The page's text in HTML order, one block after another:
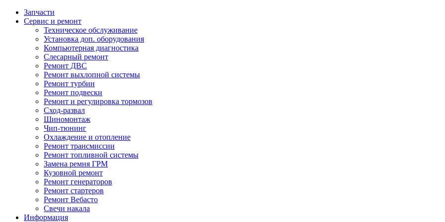
Запчасти
Сервис и ремонт
Техническое обслуживание
Установка доп. оборудования
Компьютерная диагностика
Слесарный ремонт
Ремонт ДВС
Ремонт выхлопной системы
Ремонт турбин
Ремонт подвески
Ремонт и регулировка тормозов
Сход-развал
Шиномонтаж
Чип-тюнинг
Охлаждение и отопление
Ремонт трансмиссии
Ремонт топливной системы
Замена ремня ГРМ
Кузовной ремонт
Ремонт генераторов
Ремонт стартеров
Ремонт Вебасто
Свечи накала
Информация